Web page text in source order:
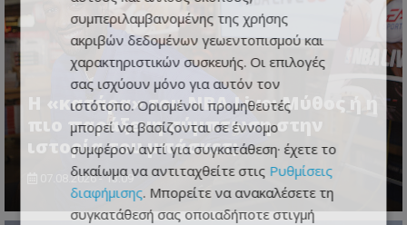
Η «κατάρα» του NBA Live: Μύθος ή η
πιο παράξενη σύμπτωση στην
ιστορία του μπάσκετ;
07.08.2026 - 13:09
συμπεριλαμβανομένης της χρήσης
ακριβών δεδομένων γεωεντοπισμού και
χαρακτηριστικών συσκευής. Οι επιλογές
σας ισχύουν μόνο για αυτόν τον
ιστότοπο. Ορισμένοι προμηθευτές
μπορεί να βασίζονται σε έννομο
συμφέρον αντί για συγκατάθεση· έχετε το
δικαίωμα να αντιταχθείτε στις Ρυθμίσεις
διαφήμισης. Μπορείτε να ανακαλέσετε τη
συγκατάθεσή σας οποιαδήποτε στιγμή